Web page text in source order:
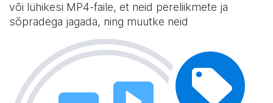
või lühikesi MP4-faile, et neid pereliikmete ja
sõpradega jagada, ning muutke neid